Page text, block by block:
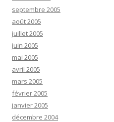
septembre 2005
août 2005
juillet 2005
juin 2005
mai 2005
avril 2005
mars 2005
février 2005
janvier 2005
décembre 2004